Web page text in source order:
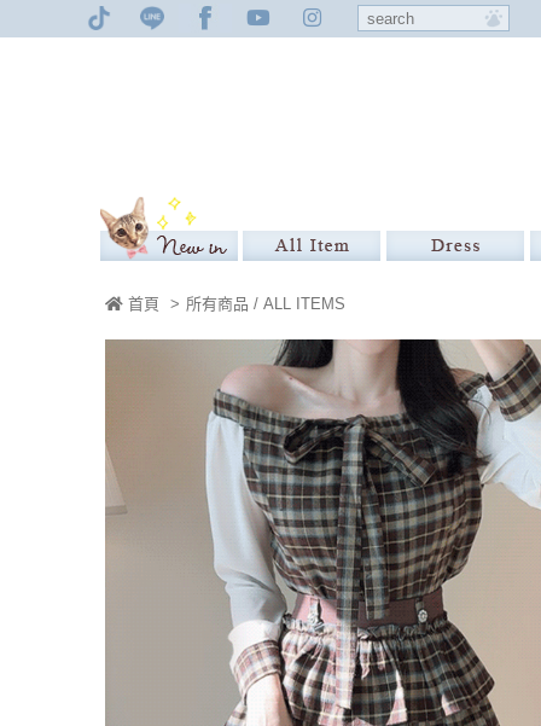
首頁 > 所有商品 / ALL ITEMS